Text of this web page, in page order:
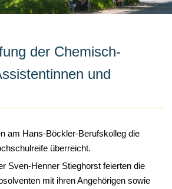
der Chemisch-
und
am Hans-Böckler-Berufskolleg die
überreicht.
Sven-Henner Stieghorst feierten die
mit ihren Angehörigen sowie